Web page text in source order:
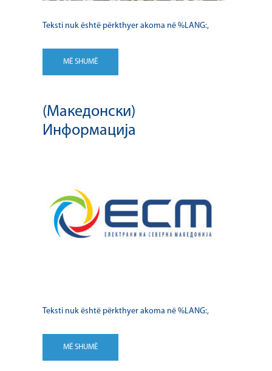
Teksti nuk është përkthyer akoma në %LANG:,
MË SHUMË
(Македонски)
Информација
Teksti nuk është përkthyer akoma në %LANG:,
MË SHUMË